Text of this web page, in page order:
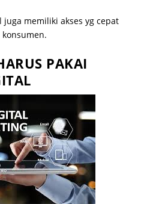
memiliki akses yg cepat
PAKAI